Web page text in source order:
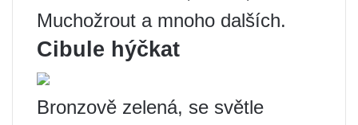
Muchožrout a mnoho dalších.
Cibule hýčkat
Bronzově zelená, se světle